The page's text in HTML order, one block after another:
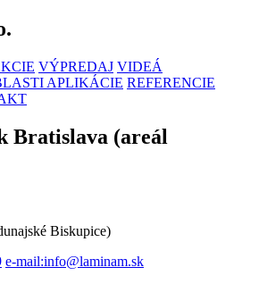
VÝPREDAJ VIDEÁ
APLIKÁCIE REFERENCIE
Bratislava (areál
Biskupice)
e-mail:info@laminam.sk